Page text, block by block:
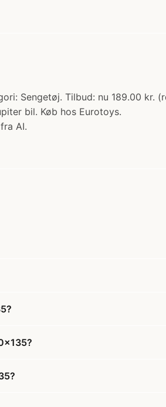
Sengetøj. Tilbud: nu 189.00
bil. Køb hos Eurotoys.
AI.